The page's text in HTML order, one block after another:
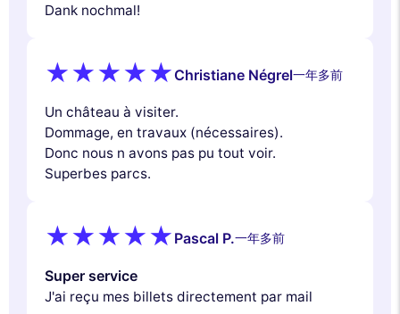
Dank nochmal!
Christiane Négrel一年多前
Un château à visiter.
Dommage, en travaux (nécessaires).
Donc nous n avons pas pu tout voir.
Superbes parcs.
Pascal P.一年多前
Super service
J'ai reçu mes billets directement par mail